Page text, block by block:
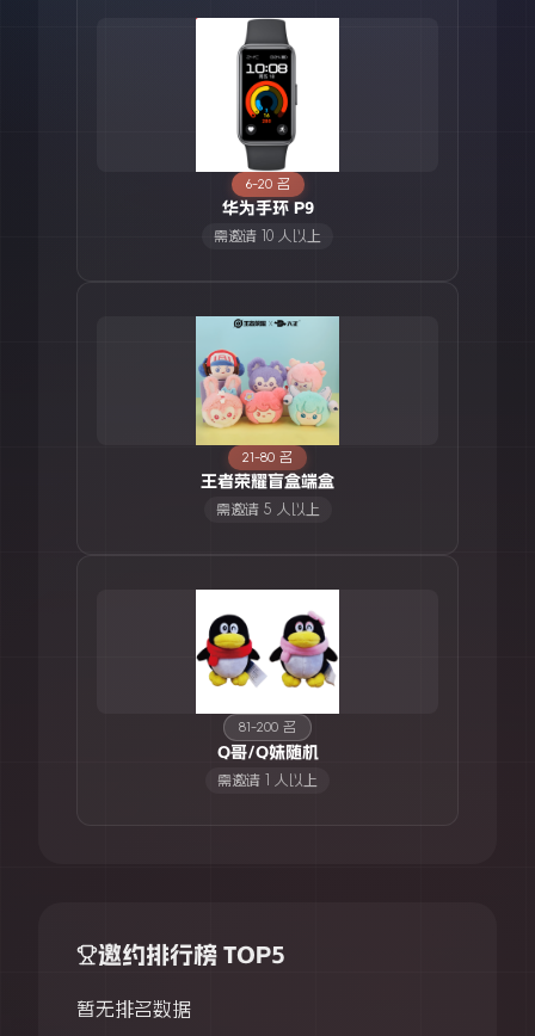
6-20 名
华为手环 P9
需邀请 10 人以上
21-80 名
王者荣耀盲盒端盒
需邀请 5 人以上
81-200 名
Q哥/Q妹随机
需邀请 1 人以上
邀约排行榜 TOP5
暂无排名数据